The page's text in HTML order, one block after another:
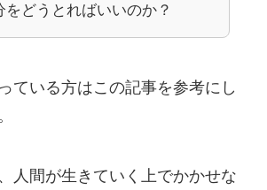
をどうとればいいのか？
ている方はこの記事を参考にし
人間が生きていく上でかかせな